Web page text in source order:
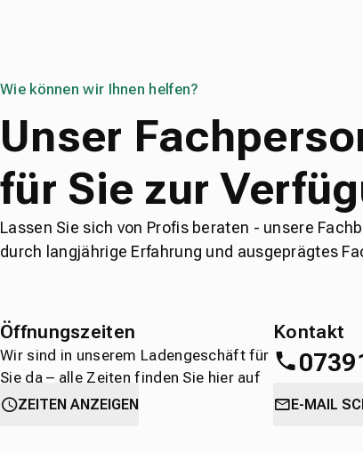
Wie können wir Ihnen helfen?
Unser
für Sie zur
Lassen Sie sich von Profis beraten - unsere
durch langjährige Erfahrung und ausgeprägtes
Öffnungszeiten
Wir sind in unserem Ladengeschäft für
Sie da – alle Zeiten finden Sie hier auf
einen Blick.
ZEITEN ANZEIGEN
Kontakt
oderdirekt
E-MAIL